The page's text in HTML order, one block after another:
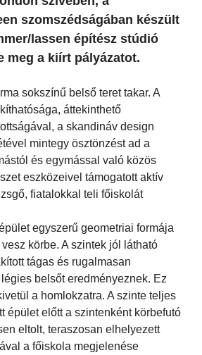
szomszédságában készült
lassen építész stúdió
meg a kiírt pályázatot.
sokszínű belső teret takar. A
áttekinthető
a skandináv design
mintegy ösztönzést ad a
és egymással való közös
eszközeivel támogatott aktív
fiatalokkal teli főiskolát
egyszerű geometriai formája
körbe. A szintek jól látható
tágas és rugalmasan
belsőt eredményeznek. Ez
a homlokzatra. A szinte teljes
épület előtt a szintenként körbefutó
eltolt, teraszosan elhelyezett
a főiskola megjelenése